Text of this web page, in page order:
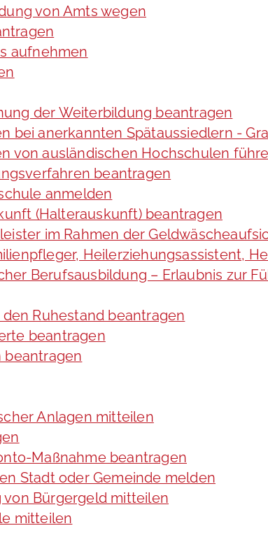
von Amts wegen
aufnehmen
der Weiterbildung beantragen
bei anerkannten Spätaussiedlern -
von ausländischen Hochschulen
beantragen
anmelden
(Halterauskunft) beantragen
im Rahmen der
Heilerziehungsassistent,
Berufsausbildung – Erlaubnis zur
Ruhestand beantragen
beantragen
Anlagen mitteilen
Maßnahme beantragen
Stadt oder Gemeinde melden
Bürgergeld mitteilen
mitteilen